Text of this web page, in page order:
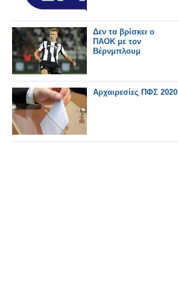
Δεν τα βρίσκει ο
ΠΑΟΚ με τον
Βέρνμπλουμ
Αρχαιρεσίες ΠΦΣ 2020